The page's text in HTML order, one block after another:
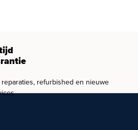
refurbished en nieuwe